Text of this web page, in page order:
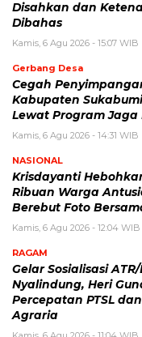
Disahkan dan
Dibahas
Kamis, 6 Agu 2026 - 15:07 WIB
Gerbang Desa
Cegah
Kabupaten
Lewat Program Jaga
Kamis, 6 Agu 2026 - 14:31 WIB
NASIONAL
Krisdayanti
Ribuan Warga
Berebut Foto
Kamis, 6 Agu 2026 - 12:04 WIB
RAGAM
Gelar Sosialisasi
Nyalindung, Heri
Percepatan PTSL
Agraria